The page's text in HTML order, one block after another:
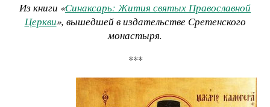
Из книги «Синаксарь: Жития святых Православной
Церкви», вышедшей в издательстве Сретенского
монастыря.
***